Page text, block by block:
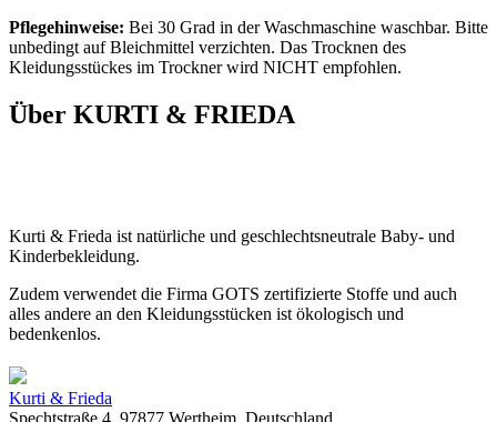
Pflegehinweise: Bei 30 Grad in der Waschmaschine waschbar. Bitte
unbedingt auf Bleichmittel verzichten. Das Trocknen des
Kleidungsstückes im Trockner wird NICHT empfohlen.
Über KURTI & FRIEDA
Kurti & Frieda ist natürliche und geschlechtsneutrale Baby- und
Kinderbekleidung.
Zudem verwendet die Firma GOTS zertifizierte Stoffe und auch
alles andere an den Kleidungsstücken ist ökologisch und
bedenkenlos.
Kurti & Frieda